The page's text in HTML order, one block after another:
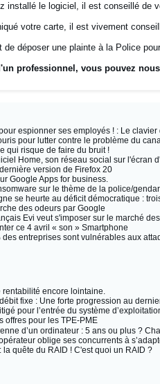
installé le logiciel, il est conseillé de
votre carte, il est vivement
de déposer une plainte à la Police
professionnel, vous pouvez nous
espionner ses employés ! : Le
pour lutter contre le problème du
qui risque de faire du bruit !
Home, son réseau social sur l'écran
version de Firefox 20
Google Apps for business.
sur le thème de la police/
se heurte au déficit démocratique :
des odeurs par Google
Evi veut s'imposer sur le marché
ce 4 avril « son » Smartphone
des entreprises sont vulnérables aux
rentabilité encore lointaine.
fixe : Une forte progression au
pour l’entrée du système
offres pour les TPE-PME
d’un ordinateur : 5 ans ou plus ?
oblige ses concurrents à
quête du RAID ! C'est quoi un RAID ?